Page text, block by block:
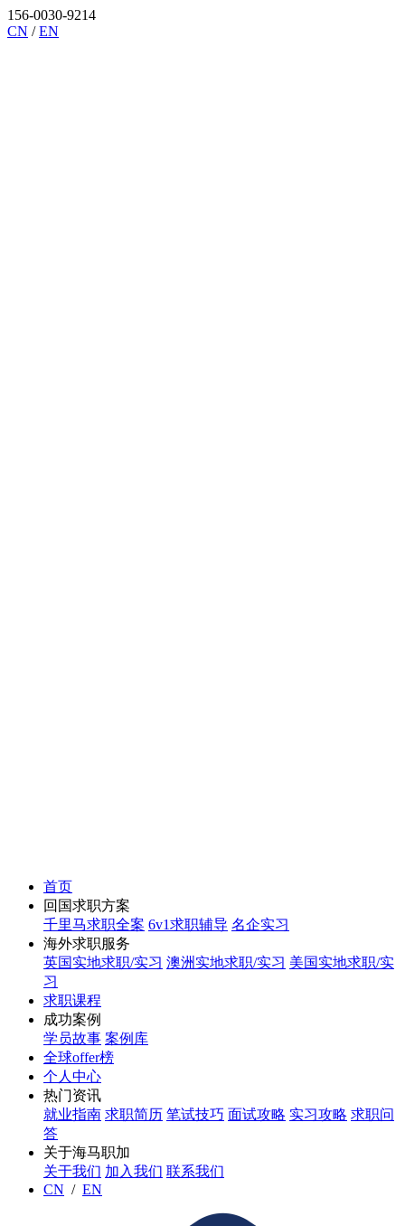
156-0030-9214
CN /EN
首页
回国求职方案
千里马求职全案 6v1求职辅导 名企实习
海外求职服务
英国实地求职/实习 澳洲实地求职/实习 美国实地求职/实
习
求职课程
成功案例
学员故事 案例库
全球offer榜
个人中心
热门资讯
就业指南 求职简历 笔试技巧 面试攻略 实习攻略 求职问
答
关于海马职加
关于我们 加入我们 联系我们
CN / EN